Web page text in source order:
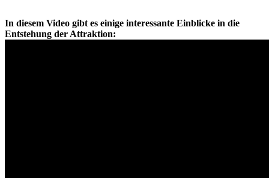
In diesem Video gibt es einige interessante Einblicke in die
Entstehung der Attraktion: